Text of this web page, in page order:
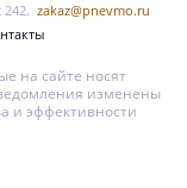
zakaz@pnevmo.ru
на сайте носят
изменены
и эффективности